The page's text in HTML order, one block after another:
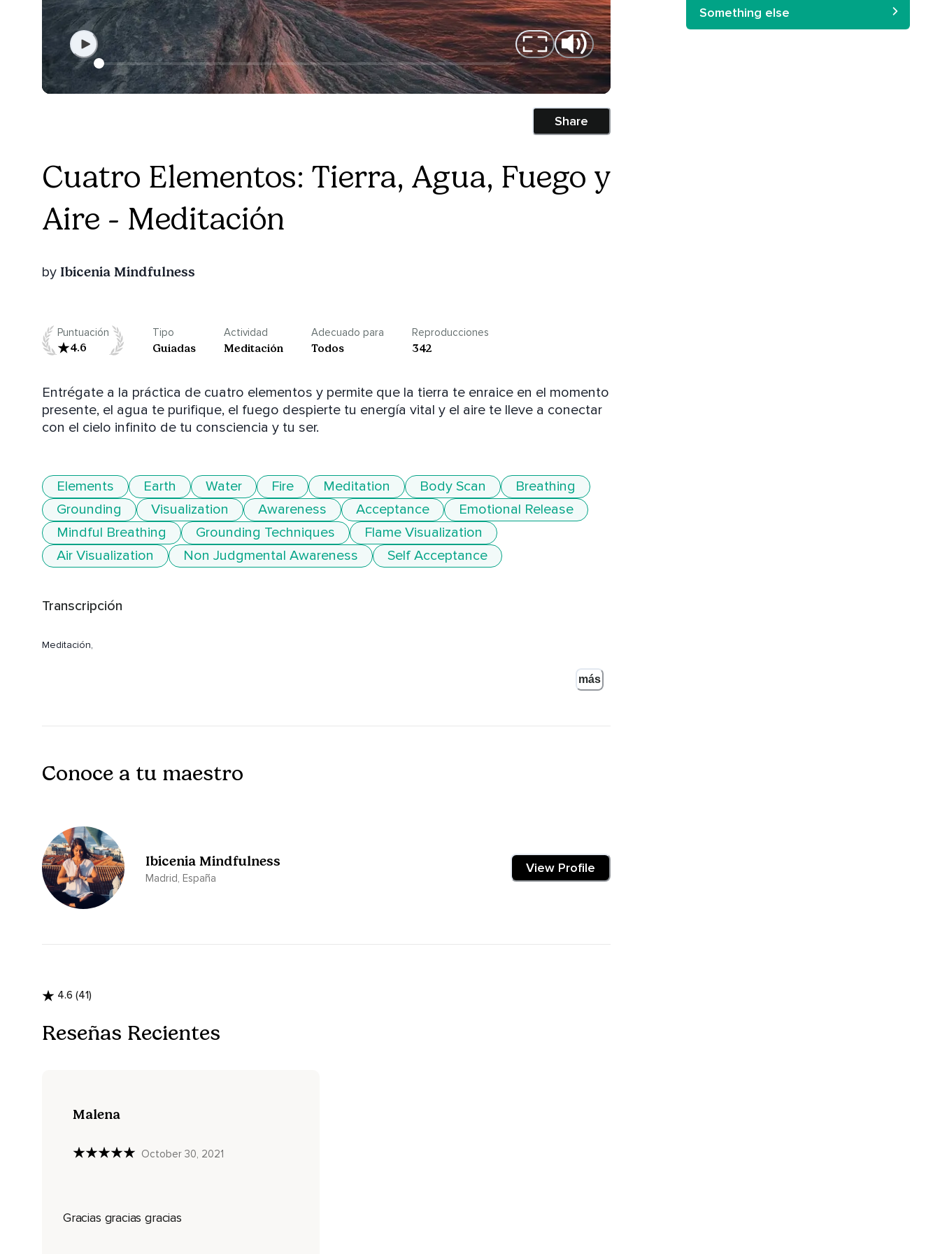
Share
Cuatro Elementos: Tierra, Agua, Fuego y
Aire - Meditación
by Ibicenia Mindfulness
Puntuación
4.6
Tipo
Guiadas
Actividad
Meditación
Adecuado para
Todos
Reproducciones
342
Entrégate a la práctica de cuatro elementos y permite que la tierra te enraice en el momento
presente, el agua te purifique, el fuego despierte tu energía vital y el aire te lleve a conectar
con el cielo infinito de tu consciencia y tu ser.
Elements Earth Water Fire Meditation Body Scan
Breathing
Grounding
Visualization Awareness Acceptance
Emotional Release
Mindful Breathing
Grounding Techniques
Flame Visualization
Air Visualization
Non Judgmental Awareness Self Acceptance
Transcripción
Meditación,
Y para empezar te invito a llevar tu atención a la respiración y sentir cada inhalación y cada exhalación.
Aunque también puedes enfocarte en las fosas nasales,
Buscando un ritmo que te transmite calma,
Tranquilidad,
A lo largo de la práctica es normal que tu mente se distraiga de vez en cuando.
Simplemente poco a poco regresa tu atención al momento presente y a las instrucciones de la práctica con actitud de
Imaginando que estás en una pradera,
Sintiendo esta conexión y permitiéndote ser sostenido y apoyado por la tierra,
más
Conoce a tu maestro
Ibicenia Mindfulness
Madrid, España
View Profile
4.6 (41)
Reseñas Recientes
Malena
October 30, 2021
Gracias gracias gracias
Something else